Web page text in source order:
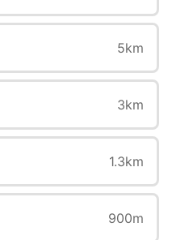
5km
3km
1.3km
900m